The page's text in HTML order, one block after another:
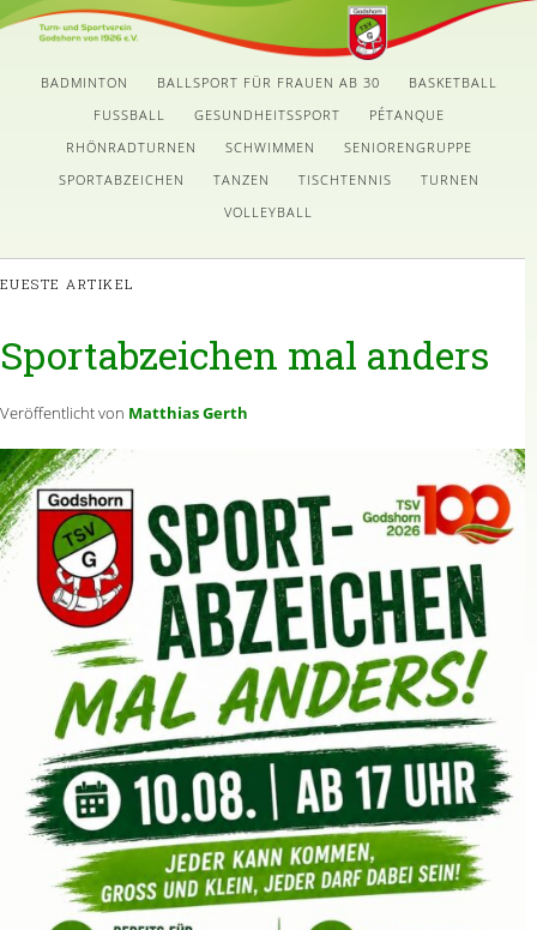
BADMINTON BALLSPORT FÜR FRAUEN AB 30
BASKETBALL
FUSSBALL
GESUNDHEITSSPORT
PÉTANQUE
RHÖNRADTURNEN
SCHWIMMEN
SENIORENGRUPPE
SPORTABZEICHEN
TANZEN TISCHTENNIS
TURNEN
VOLLEYBALL
ARTIKEL
Sportabzeichen mal anders
Veröffentlicht von Matthias Gerth